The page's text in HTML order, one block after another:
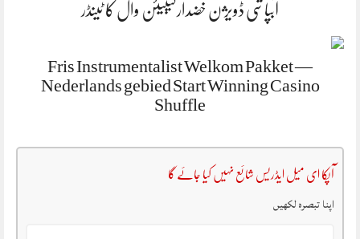
آبپاشی ڈویژن خضدارگیبیئن وال کا ٹینڈر
Fris Instrumentalist Welkom Pakket —
Nederlands gebied Start Winning Casino
Shuffle
آپکا ای میل ایڈریس شائع نہیں کیا جائے گا
اپنا تبصرہ لکھیں